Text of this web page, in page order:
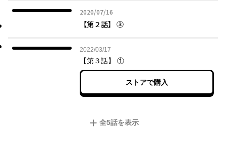
2020/07/16
2020年07月16日
【第２話】 ③
2022/03/17
2022年03月17日
【第３話】 ①
ストアで購入
全5話を表示